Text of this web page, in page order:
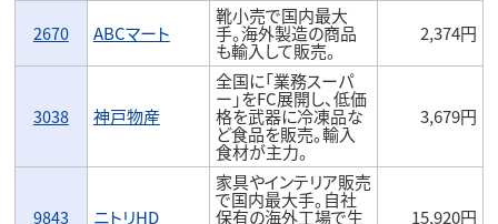
2670 ABCマート
靴小売で国内最大
手。海外製造の商品
も輸入して販売。
2,374円
3038 神戸物産
全国に「業務スーパ
ー」をFC展開し、低価
格を武器に冷凍品な
ど食品を販売。輸入
食材が主力。
3,679円
9843 ニトリHD
家具やインテリア販売
で国内最大手。自社
保有の海外工場で生 15,920円